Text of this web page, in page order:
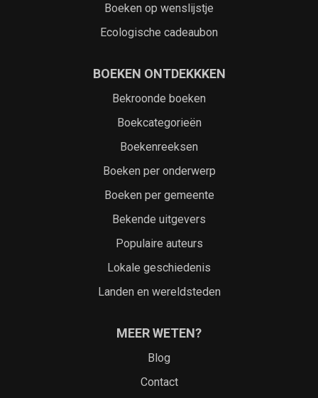
Boeken op wenslijstje
Ecologische cadeaubon
BOEKEN ONTDEKKKEN
Bekroonde boeken
Boekcategorieën
Boekenreeksen
Boeken per onderwerp
Boeken per gemeente
Bekende uitgevers
Populaire auteurs
Lokale geschiedenis
Landen en wereldsteden
MEER WETEN?
Blog
Contact